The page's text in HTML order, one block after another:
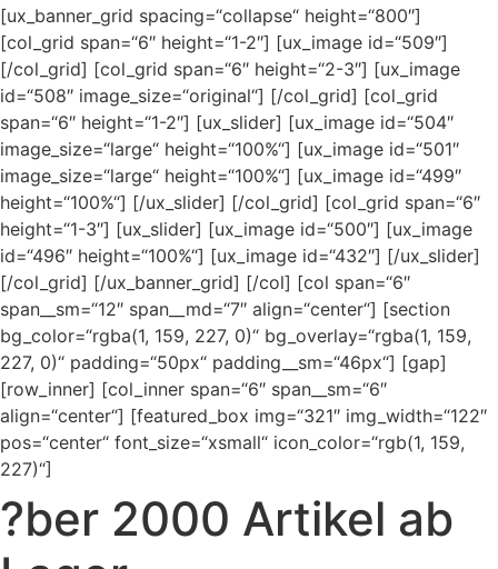
[ux_banner_grid spacing=“collapse“ height=“800″]
[col_grid span=“6″ height=“1-2″] [ux_image id=“509″]
[/col_grid] [col_grid span=“6″ height=“2-3″] [ux_image
id=“508″ image_size=“original“] [/col_grid] [col_grid
span=“6″ height=“1-2″] [ux_slider] [ux_image id=“504″
image_size=“large“ height=“100%“] [ux_image id=“501″
image_size=“large“ height=“100%“] [ux_image id=“499″
height=“100%“] [/ux_slider] [/col_grid] [col_grid span=“6″
height=“1-3″] [ux_slider] [ux_image id=“500″] [ux_image
id=“496″ height=“100%“] [ux_image id=“432″] [/ux_slider]
[/col_grid] [/ux_banner_grid] [/col] [col span=“6″
span__sm=“12″ span__md=“7″ align=“center“] [section
bg_color=“rgba(1, 159, 227, 0)“ bg_overlay=“rgba(1, 159,
227, 0)“ padding=“50px“ padding__sm=“46px“] [gap]
[row_inner] [col_inner span=“6″ span__sm=“6″
align=“center“] [featured_box img=“321″ img_width=“122″
pos=“center“ font_size=“xsmall“ icon_color=“rgb(1, 159,
227)“]
?ber 2000 Artikel ab